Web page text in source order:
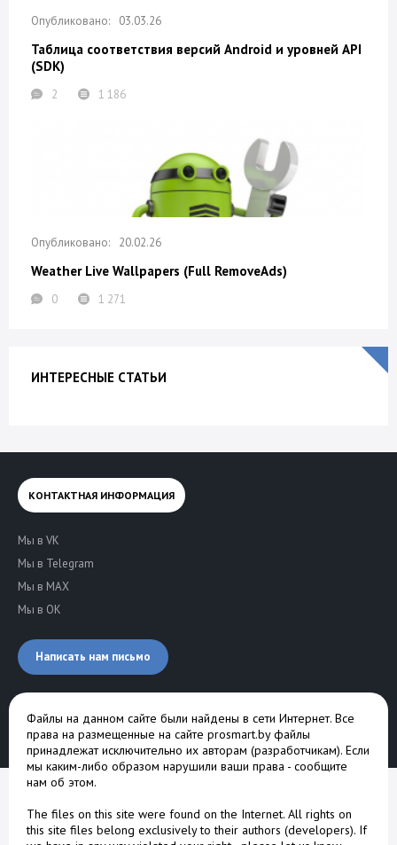
03.03.26
Таблица соответствия версий Android и уровней API
(SDK)
2 1 186
20.02.26
Weather Live Wallpapers (Full RemoveAds)
0 1 271
ИНТЕРЕСНЫЕ СТАТЬИ
КОНТАКТНАЯ ИНФОРМАЦИЯ
Мы в VK
Мы в Telegram
Мы в MAX
Мы в OK
Написать нам письмо
Файлы на данном сайте были найдены в сети Интернет. Все
права на размещенные на сайте prosmart.by файлы
принадлежат исключительно их авторам (разработчикам). Если
мы каким-либо образом нарушили ваши права - сообщите
нам об этом.
The files on this site were found on the Internet. All rights on
this site files belong exclusively to their authors (developers). If